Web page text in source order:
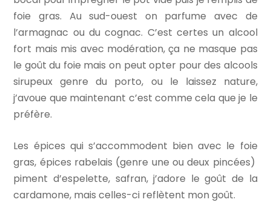
foie gras. Au sud-ouest on parfume avec de
l’armagnac ou du cognac. C’est certes un alcool
fort mais mis avec modération, ça ne masque pas
le goût du foie mais on peut opter pour des alcools
sirupeux genre du porto, ou le laissez nature,
j’avoue que maintenant c’est comme cela que je le
préfère.
Les épices qui s’accommodent bien avec le foie
gras, épices rabelais (genre une ou deux pincées)
piment d’espelette, safran, j’adore le goût de la
cardamone, mais celles-ci reflètent mon goût.